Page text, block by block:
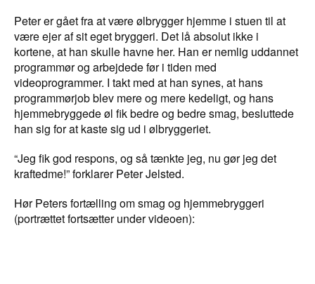
Peter er gået fra at være ølbrygger hjemme i stuen til at
være ejer af sit eget bryggeri. Det lå absolut ikke i
kortene, at han skulle havne her. Han er nemlig uddannet
programmør og arbejdede før i tiden med
videoprogrammer. I takt med at han synes, at hans
programmørjob blev mere og mere kedeligt, og hans
hjemmebryggede øl fik bedre og bedre smag, besluttede
han sig for at kaste sig ud i ølbryggeriet.
“Jeg fik god respons, og så tænkte jeg, nu gør jeg det
kraftedme!” forklarer Peter Jelsted.
Hør Peters fortælling om smag og hjemmebryggeri
(portrættet fortsætter under videoen):